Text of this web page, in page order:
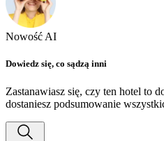
Nowość AI
Dowiedz się, co sądzą inni
Zastanawiasz się, czy ten hotel to
dostaniesz podsumowanie